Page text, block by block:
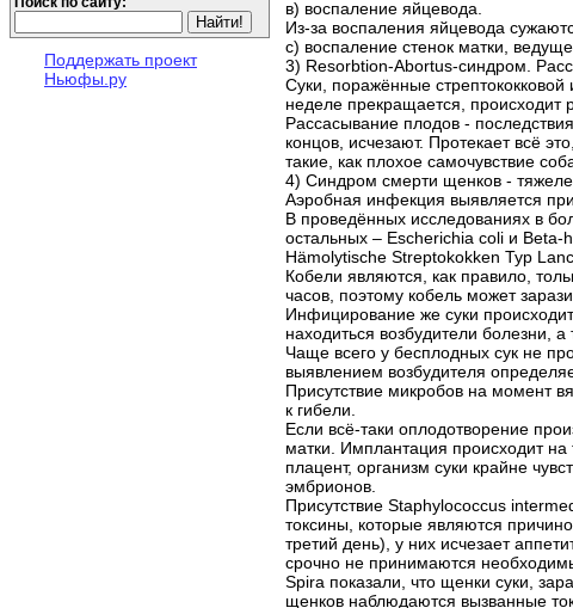
Поддержать проект
Ньюфы.ру
в) воспаление яйцевода.
Из-за воспаления яйцевода
с) воспаление стенок матки,
3) Resorbtion-Abortus-синдром.
Суки, поражённые
неделе прекращается,
Рассасывание плодов -
концов, исчезают. Протекает всё
такие, как плохое самочувствие
4) Синдром смерти щенков -
Аэробная инфекция выявляется
В проведённых исследованиях в
остальных – Escherichia coli и
Hämolytische Streptokokken Typ
Кобели являются, как правило,
часов, поэтому кобель может
Инфицирование же суки
находиться возбудители болезни,
Чаще всего у бесплодных сук не
выявлением возбудителя
Присутствие микробов на момент
к гибели.
Если всё-таки оплодотворение
матки. Имплантация происходит
плацент, организм суки крайне
эмбрионов.
Присутствие Staphylococcus
токсины, которые являются
третий день), у них исчезает
срочно не принимаются
Spira показали, что щенки суки,
щенков наблюдаются вызванные